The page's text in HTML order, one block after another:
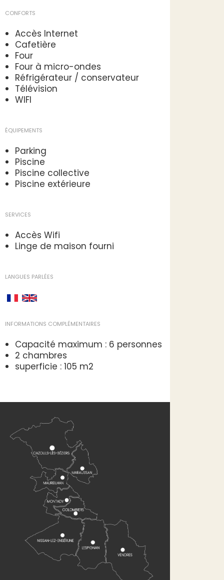
CONFORTS
Accès Internet
Cafetière
Four
Four à micro-ondes
Réfrigérateur / conservateur
Télévision
WIFI
ÉQUIPEMENTS
Parking
Piscine
Piscine collective
Piscine extérieure
SERVICES
Accès Wifi
Linge de maison fourni
LANGUES PARLÉES
INFORMATIONS COMPLÉMENTAIRES
Capacité maximum : 6 personnes
2 chambres
superficie : 105 m2